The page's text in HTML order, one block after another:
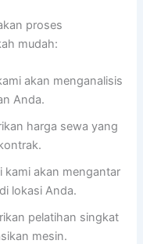
proses
mudah:
akan menganalisis
Anda.
harga sewa yang
kami akan mengantar
lokasi Anda.
pelatihan singkat
mesin.